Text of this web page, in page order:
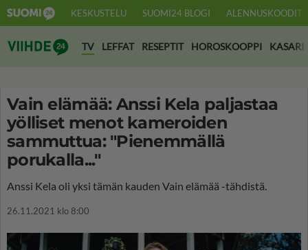
KESKUSTELU SUOMI24 BLOGI ALENNUSKOODIT
Suomi24 Viihde
TV LEFFAT RESEPTIT HOROSKOOPPI KASARI
Vain elämää: Anssi Kela paljastaa
yölliset menot kameroiden
sammuttua: "Pienemmällä
porukalla..."
Anssi Kela oli yksi tämän kauden Vain elämää -tähdistä.
26.11.2021 klo 8:00